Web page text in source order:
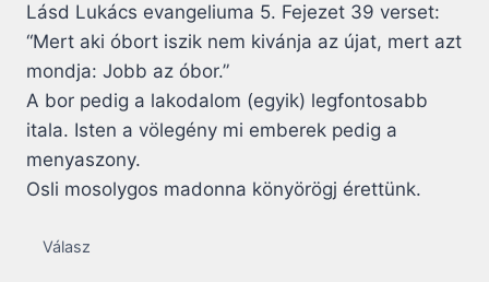
Lásd Lukács evangeliuma 5. Fejezet 39 verset:
“Mert aki óbort iszik nem kivánja az újat, mert azt
mondja: Jobb az óbor.”
A bor pedig a lakodalom (egyik) legfontosabb
itala. Isten a völegény mi emberek pedig a
menyaszony.
Osli mosolygos madonna könyörögj érettünk.
Válasz